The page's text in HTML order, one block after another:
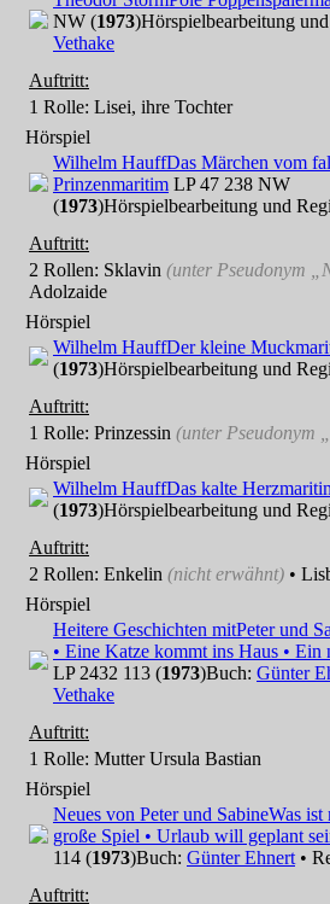
NW (1973)Hörspielbearbeitung
Vethake
Auftritt:
1 Rolle: Lisei, ihre Tochter
Hörspiel
Wilhelm HauffDas Märchen vom
Prinzenmaritim LP 47 238 NW
(1973)Hörspielbearbeitung und
Auftritt:
2 Rollen: Sklavin (unter Pseudonym
Adolzaide
Hörspiel
Wilhelm HauffDer kleine Muck
(1973)Hörspielbearbeitung und
Auftritt:
1 Rolle: Prinzessin (unter Pseudonym
Hörspiel
Wilhelm HauffDas kalte Herz
(1973)Hörspielbearbeitung und
Auftritt:
2 Rollen: Enkelin (nicht erwähnt) •
Hörspiel
Heitere Geschichten mitPeter und
• Eine Katze kommt ins Haus • Ein
LP 2432 113 (1973)Buch: Günter
Vethake
Auftritt:
1 Rolle: Mutter Ursula Bastian
Hörspiel
Neues von Peter und SabineWas ist
große Spiel • Urlaub will geplant
114 (1973)Buch: Günter Ehnert •
Auftritt: